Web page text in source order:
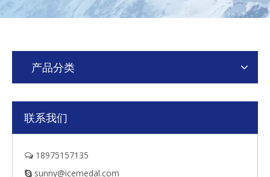
产品分类
联系我们
 18975157135
 sunny@icemedal.com